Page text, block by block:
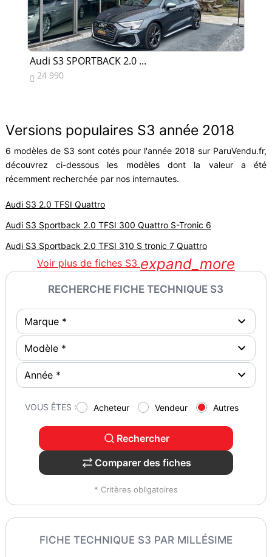
Audi S3 SPORTBACK 2.0 ...
 24 990
Versions populaires S3 année 2018
6 modèles de S3 sont cotés pour l'année 2018 sur ParuVendu.fr,
découvrez ci-dessous les modèles dont la valeur a été
récemment recherchée par nos internautes.
Audi S3 2.0 TFSI Quattro
Audi S3 Sportback 2.0 TFSI 300 Quattro S-Tronic 6
Audi S3 Sportback 2.0 TFSI 310 S tronic 7 Quattro
Voir plus de fiches S3 expand_more
RECHERCHE FICHE TECHNIQUE S3
VOUS ÊTES : Acheteur Vendeur Autres
Rechercher
Comparer des fiches
* Critères obligatoires
FICHE TECHNIQUE S3 PAR MILLÉSIME